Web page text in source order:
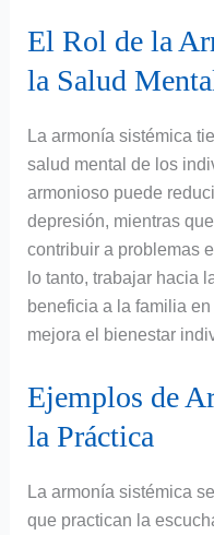
El Rol de la
la Salud
La armonía sistémica
salud mental de los
armonioso puede
depresión, mientras
contribuir a problemas
lo tanto, trabajar hacia
beneficia a la familia
mejora el bienestar
Ejemplos de
la Práctica
La armonía sistémica
que practican la